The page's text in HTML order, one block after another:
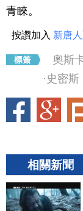
青睞。
按讚加入 新唐
奧斯
·史密斯
相關新聞